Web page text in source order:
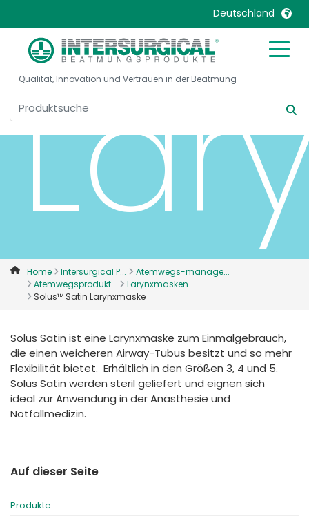
Deutschland
United Kingdom
United States
Belgique, Français
Canada, English
Canada, Français
Denmark
Deutschland
France
Italia
Malaysia
Mexico
Nederlands
Portugal
International English
Qualität, Innovation und Vertrauen in der Beatmung
Home Intersurgical P...
Atemwegs-manage...
Atemwegsprodukt...
Larynxmasken
Solus™ Satin Larynxmaske
Solus Satin ist eine Larynxmaske zum Einmalgebrauch,
die einen weicheren Airway-Tubus besitzt und so mehr
Flexibilität bietet. Erhältlich in den Größen 3, 4 und 5.
Solus Satin werden steril geliefert und eignen sich
ideal zur Anwendung in der Anästhesie und
Notfallmedizin.
Auf dieser Seite
Produkte